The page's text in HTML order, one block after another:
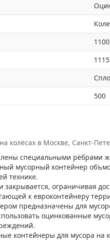
1100
1115
500
колёсах в Москве, Санкт-
специальными рёбрами
мусорный контейнер
технике.
закрывается, ограничивая
к евроконтейнеру
предназначены для
оцинкованные
контейнеры для мусора